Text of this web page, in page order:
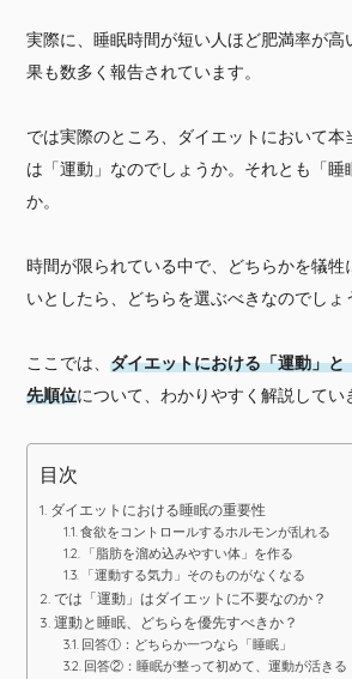
実際に、睡眠時間が短い人ほど肥満率が高
果も数多く報告されています。
では実際のところ、ダイエットにおいて本
は「運動」なのでしょうか。それとも「睡
か。
時間が限られている中で、どちらかを犠牲
いとしたら、どちらを選ぶべきなのでしょ
ここでは、ダイエットにおける「運動」と
先順位について、わかりやすく解説してい
目次
ダイエットにおける睡眠の重要性
食欲をコントロールするホルモンが乱れる
「脂肪を溜め込みやすい体」を作る
「運動する気力」そのものがなくなる
では「運動」はダイエットに不要なのか？
運動と睡眠、どちらを優先すべきか？
回答①：どちらか一つなら「睡眠」
回答②：睡眠が整って初めて、運動が活きる